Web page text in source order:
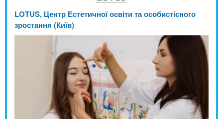
LOTUS, Центр Естетичної освіти та особистісного
зростання (Київ)